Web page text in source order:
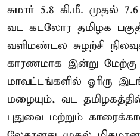
சுமார் 5.8 கி.மீ. முதல்
வட கடலோர தமிழக
வளிமண்டல சுழற்சி
காரணமாக இன்று
மாவட்டங்களில் ஓரிரு
மழையும், வட
புதுவை மற்றும்